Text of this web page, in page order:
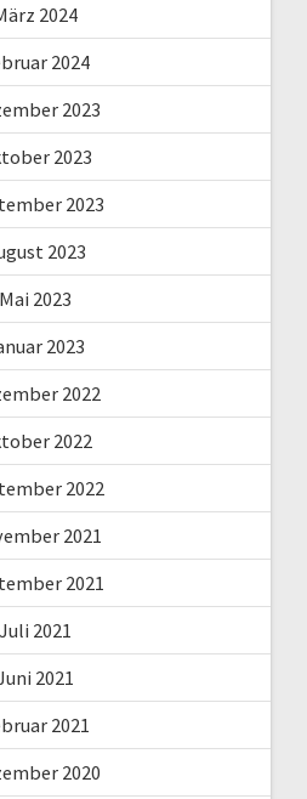
2024
2024
2023
2023
2023
2023
Mai 2023
2023
2022
2022
2022
2021
2021
Juli 2021
2021
2021
2020